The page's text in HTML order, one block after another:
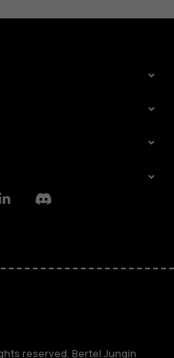
Discord
reserved. Bertel Jungin